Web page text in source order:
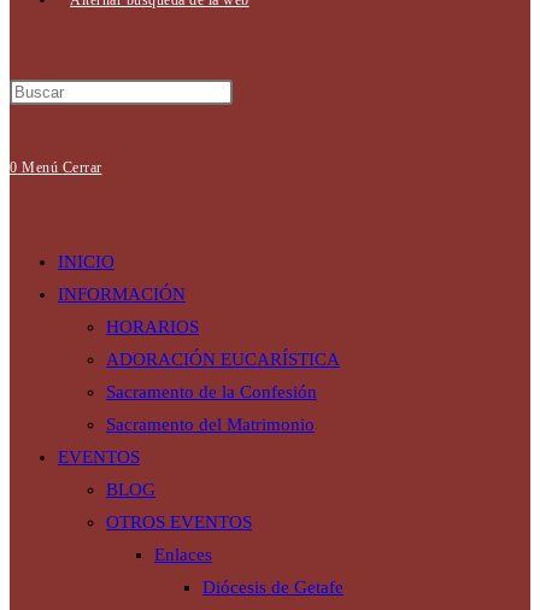
0 Menú Cerrar
INICIO
INFORMACIÓN
HORARIOS
ADORACIÓN EUCARÍSTICA
Sacramento de la Confesión
Sacramento del Matrimonio
EVENTOS
BLOG
OTROS EVENTOS
Enlaces
Diócesis de Getafe